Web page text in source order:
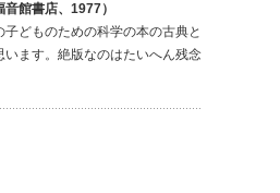
音館書店、1977）
子どものための科学の本の古典と
います。絶版なのはたいへん残念